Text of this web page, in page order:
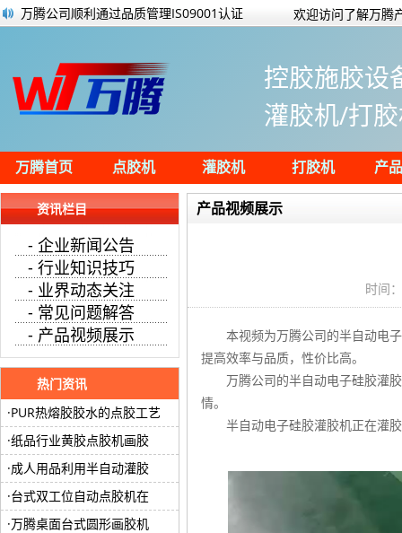
万腾公司顺利通过品质管理IS09001认证
一文了解导热凝胶及导热硅凝胶的应用领
2022年全球及中国LED封装市场规模预测分
防水材料都有哪些种类？
半自动灌胶机案例视频:定量注胶
自动点胶机主要应用的六大行业领域
欢迎访问了解万腾
控胶施胶设
灌胶机/打
万腾首页 点胶机 灌胶机 打胶机 产
产品视频展示
时间
本视频为万腾公司的半自动电
提高效率与品质，性价比高。
万腾公司的半自动电子硅胶灌
情。
半自动电子硅胶灌胶机正在灌
资讯栏目
- 企业新闻公告
- 行业知识技巧
- 业界动态关注
- 常见问题解答
- 产品视频展示
热门资讯
PUR热熔胶胶水的点胶工艺
纸品行业黄胶点胶机画胶
成人用品利用半自动灌胶
台式双工位自动点胶机在
万腾桌面台式圆形画胶机